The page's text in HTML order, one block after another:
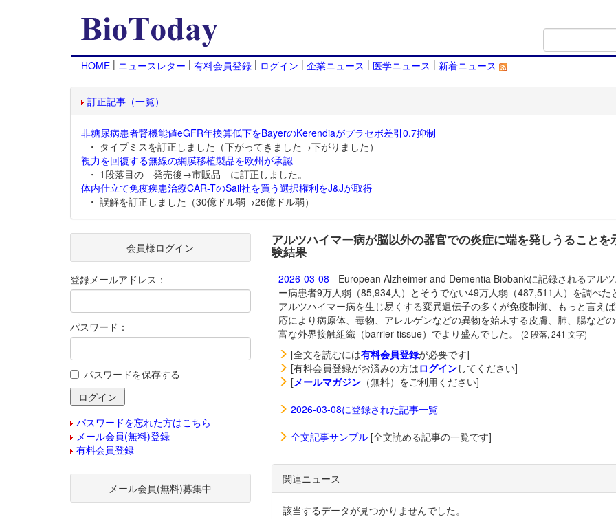
HOME | ニュースレター | 有料会員登録 | ログイン | 企業ニュース | 医学ニュース | 新着ニュース
訂正記事（一覧）
非糖尿病患者腎機能値eGFR年換算低下をBayerのKerendiaがプラセボ差引0.7抑制
・ タイプミスを訂正しました（下がってきました→下がりました）
視力を回復する無線の網膜移植製品を欧州が承認
・ 1段落目の 発売後→市販品 に訂正しました。
体内仕立て免疫疾患治療CAR-TのSail社を買う選択権利をJ&Jが取得
・ 誤解を訂正しました（30億ドル弱→26億ドル弱）
アルツハイマー病が脳以外の器官での炎症に端を発しうることを
験結果
2026-03-08 - European Alzheimer and Dementia Biobankに記録されるアル
ー病患者9万人弱（85,934人）とそうでない49万人弱（487,511人）を調べた
アルツハイマー病を生じ易くする変異遺伝子の多くが免疫制御、もっと言え
応により病原体、毒物、アレルゲンなどの異物を始末する皮膚、肺、腸など
富な外界接触組織（barrier tissue）でより盛んでした。
(2 段落, 241 文字)
[全文を読むには有料会員登録が必要です]
[有料会員登録がお済みの方はログインしてください]
[メールマガジン（無料）をご利用ください]
2026-03-08に登録された記事一覧
全文記事サンプル[全文読める記事の一覧です]
関連ニュース
該当するデータが見つかりませんでした。
会員様ログイン
登録メールアドレス：
パスワード：
パスワードを保存する
パスワードを忘れた方はこちら
メール会員(無料)登録
有料会員登録
メール会員(無料)募集中